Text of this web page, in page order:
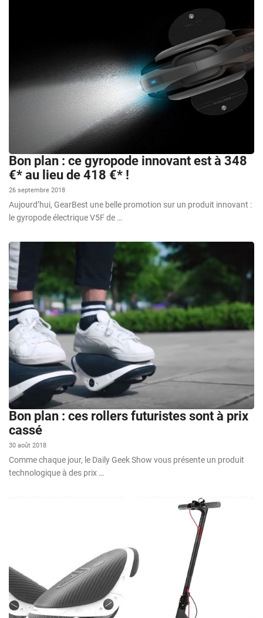
Bon plan : ce gyropode innovant est à 348
€* au lieu de 418 €* !
26 septembre 2018
Aujourd’hui, GearBest une belle promotion sur un produit innovant :
le gyropode électrique V5F de …
Bon plan : ces rollers futuristes sont à prix
cassé
30 août 2018
Comme chaque jour, le Daily Geek Show vous présente un produit
technologique à des prix …